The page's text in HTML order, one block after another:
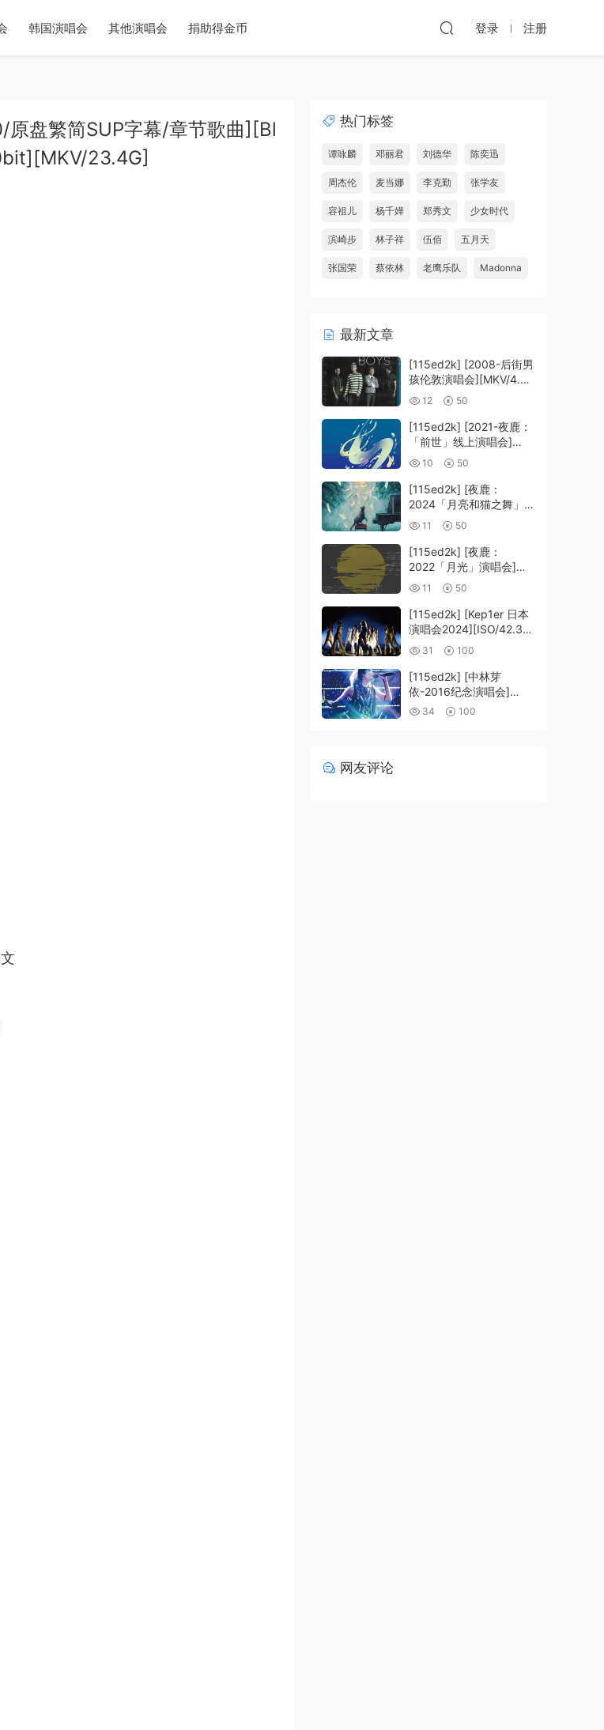
韩国演唱会 其他演唱会 捐助得金币 登录 注册
盘繁简SUP字幕/章节歌曲][Bl
23.4G]
热门标签
谭咏麟 邓丽君 刘德华 陈奕迅
周杰伦 麦当娜 李克勤 张学友
容祖儿 杨千嬅 郑秀文 少女时代
滨崎步 林子祥 伍佰 五月天
张国荣 蔡依林 老鹰乐队 Madonna
最新文章
[115ed2k] [2008-后街男
孩伦敦演唱会][MKV/4.39
GiB][1080P]
12 50
[115ed2k] [2021-夜鹿：
「前世」线上演唱会]
[MKV/12.83 GiB]
[1080p.BluRay.FLAC2.0
.x264]
10 50
[115ed2k] [夜鹿：
2024「月亮和猫之舞」演
唱会][MKV/22.20 GiB]
[1080p.BluRay.FLAC2.0
.x264]
11 50
[115ed2k] [夜鹿：
2022「月光」演唱会]
[MKV/14.65 GiB]
[1080p.BluRay.FLAC2.0
.x264]
11 50
[115ed2k] [Kep1er 日本
演唱会2024][ISO/42.36
GiB]31 100
[115ed2k] [中林芽
依-2016纪念演唱会]
[ISO/39.58 GiB]
34 100
网友评论